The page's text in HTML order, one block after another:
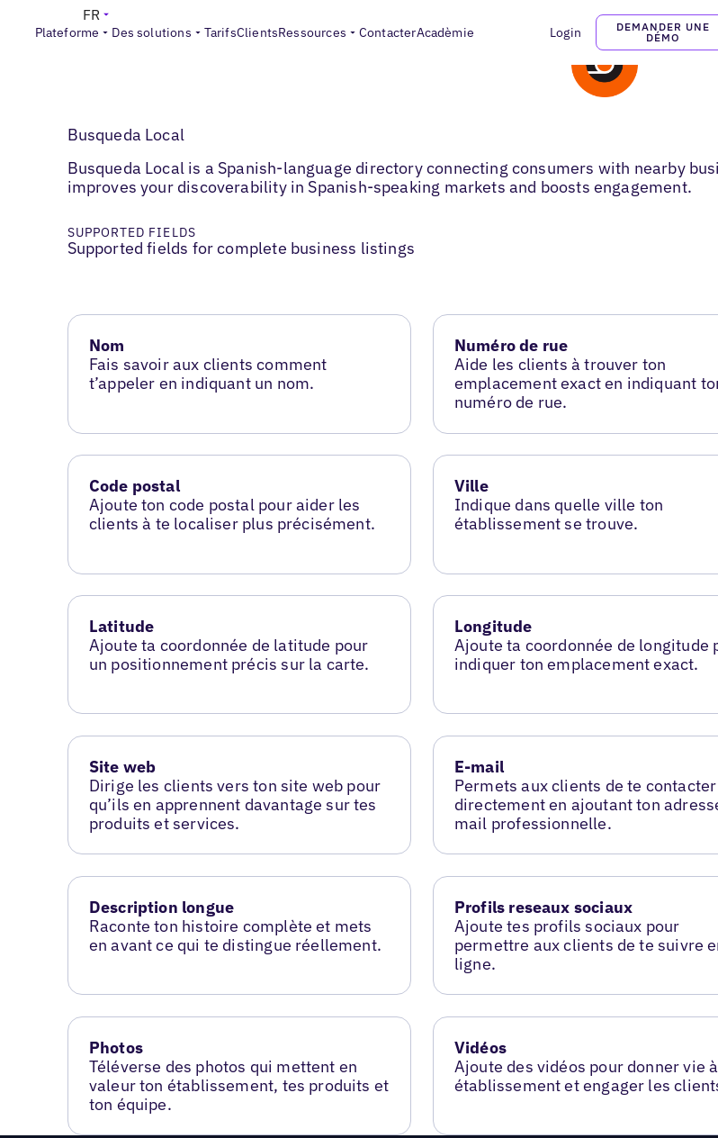
Plateforme Des solutions TarifsClientsRessources ContacterAcadèmie Login
DEMANDER UNE
DÉMO
FR
Busqueda Local
Busqueda Local is a Spanish-language directory connecting consumers with nearby
improves your discoverability in Spanish-speaking markets and boosts engagement.
SUPPORTED FIELDS
Supported fields for complete business listings
Nom
Fais savoir aux clients comment
t’appeler en indiquant un nom.
Numéro de rue
Aide les clients à trouver ton
emplacement exact en indiquant
numéro de rue.
Code postal
Ajoute ton code postal pour aider les
clients à te localiser plus précisément.
Ville
Indique dans quelle ville ton
établissement se trouve.
Latitude
Ajoute ta coordonnée de latitude pour
un positionnement précis sur la carte.
Longitude
Ajoute ta coordonnée de longitude
indiquer ton emplacement exact.
Site web
Dirige les clients vers ton site web pour
qu’ils en apprennent davantage sur tes
produits et services.
E-mail
Permets aux clients de te contacter
directement en ajoutant ton
mail professionnelle.
Description longue
Raconte ton histoire complète et mets
en avant ce qui te distingue réellement.
Profils reseaux sociaux
Ajoute tes profils sociaux pour
permettre aux clients de te suivre
ligne.
Photos
Téléverse des photos qui mettent en
valeur ton établissement, tes produits et
ton équipe.
Vidéos
Ajoute des vidéos pour donner vie
établissement et engager les